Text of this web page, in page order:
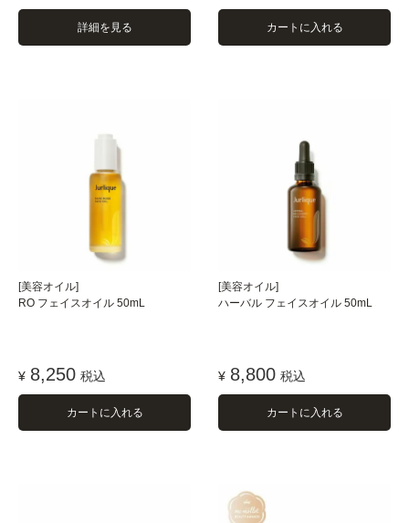
詳細を見る カートに入れる
[美容オイル]
RO フェイスオイル 50mL
¥ 8,250 税込
カートに入れる
[美容オイル]
ハーバル フェイスオイル 50mL
¥ 8,800 税込
カートに入れる